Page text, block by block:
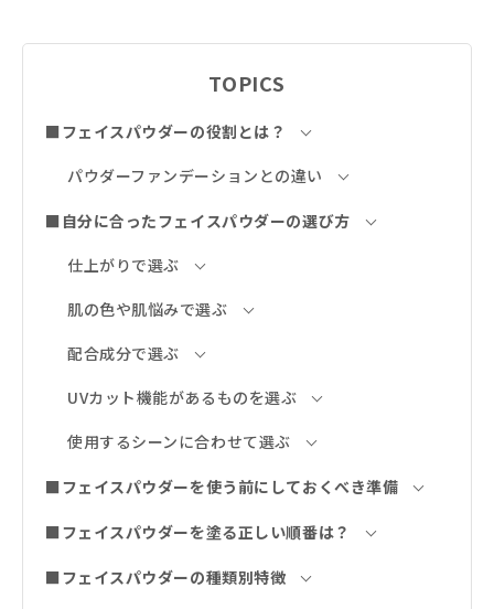
TOPICS
■フェイスパウダーの役割とは？
パウダーファンデーションとの違い
■自分に合ったフェイスパウダーの選び方
仕上がりで選ぶ
肌の色や肌悩みで選ぶ
配合成分で選ぶ
UVカット機能があるものを選ぶ
使用するシーンに合わせて選ぶ
■フェイスパウダーを使う前にしておくべき準備
■フェイスパウダーを塗る正しい順番は？
■フェイスパウダーの種類別特徴